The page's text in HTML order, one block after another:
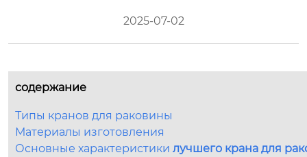
2025-07-02
содержание
Типы кранов для раковины
Материалы изготовления
Основные характеристики лучшего крана для